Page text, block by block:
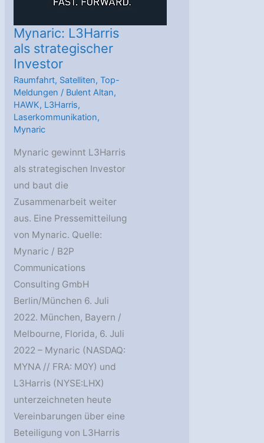
Mynaric: L3Harris
als strategischer
Investor
Raumfahrt, Satelliten,Top-
Meldungen / Bulent Altan,
HAWK, L3Harris,
Laserkommunikation,
Mynaric
Mynaric gewinnt L3Harris
als strategischen Investor
und baut die
Zusammenarbeit weiter
aus. Eine Pressemitteilung
von Mynaric. Quelle:
Mynaric / B2P
Communications
Consulting GmbH
Berlin/München 6. Juli
2022. München, Bayern /
Melbourne, Florida, 6. Juli
2022 – Mynaric (NASDAQ:
MYNA // FRA: M0Y) und
L3Harris (NYSE:LHX)
unterzeichneten heute
Vereinbarungen über eine
Beteiligung von L3Harris